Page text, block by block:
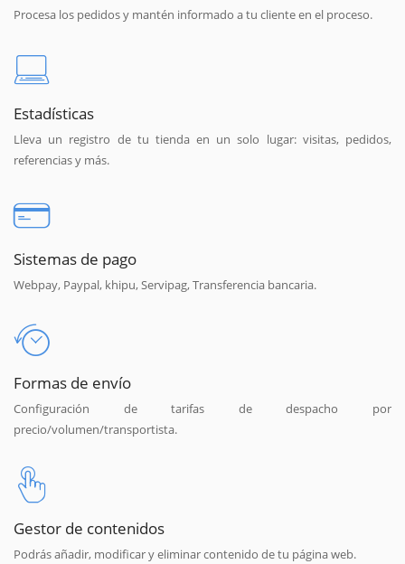
Procesa los pedidos y mantén informado a tu cliente en el proceso.
Estadísticas
Lleva un registro de tu tienda en un solo lugar: visitas, pedidos,
referencias y más.
Sistemas de pago
Webpay, Paypal, khipu, Servipag, Transferencia bancaria.
Formas de envío
Configuración de tarifas de despacho por
precio/volumen/transportista.
Gestor de contenidos
Podrás añadir, modificar y eliminar contenido de tu página web.